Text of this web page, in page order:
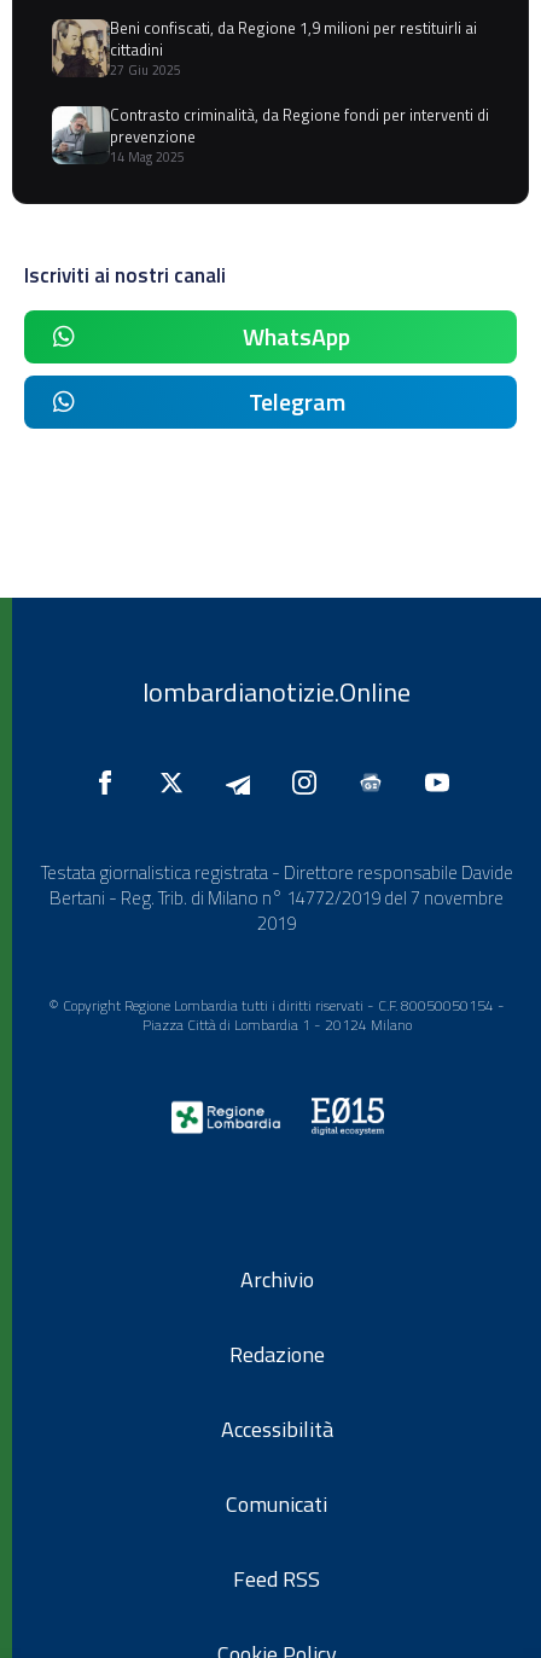
Beni confiscati, da Regione 1,9 milioni per restituirli ai
cittadini
27 Giu 2025
Contrasto criminalità, da Regione fondi per interventi di
prevenzione
14 Mag 2025
Iscriviti ai nostri canali
WhatsApp
Telegram
lombardianotizie.Online
Testata giornalistica registrata - Direttore responsabile Davide
Bertani - Reg. Trib. di Milano n° 14772/2019 del 7 novembre
2019
© Copyright Regione Lombardia tutti i diritti riservati - C.F. 80050050154 -
Piazza Città di Lombardia 1 - 20124 Milano
Archivio
Redazione
Accessibilità
Comunicati
Feed RSS